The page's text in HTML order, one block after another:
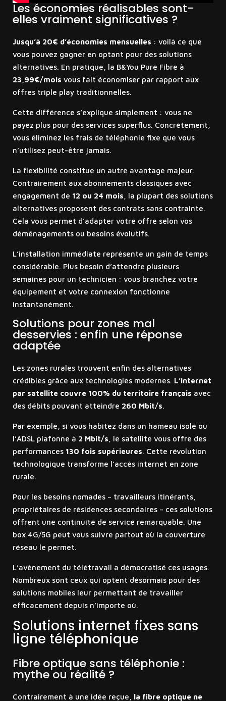
Les économies réalisables sont-
elles vraiment significatives ?
Jusqu’à 20€ d’économies mensuelles : voilà ce que
vous pouvez gagner en optant pour des solutions
alternatives. En pratique, la B&You Pure Fibre à
23,99€/mois vous fait économiser par rapport aux
offres triple play traditionnelles.
Cette différence s’explique simplement : vous ne
payez plus pour des services superflus. Concrètement,
vous éliminez les frais de téléphonie fixe que vous
n’utilisez peut-être jamais.
La flexibilité constitue un autre avantage majeur.
Contrairement aux abonnements classiques avec
engagement de 12 ou 24 mois , la plupart des solutions
alternatives proposent des contrats sans contrainte.
Cela vous permet d’adapter votre offre selon vos
déménagements ou besoins évolutifs.
L’installation immédiate représente un gain de temps
considérable. Plus besoin d’attendre plusieurs
semaines pour un technicien : vous branchez votre
équipement et votre connexion fonctionne
instantanément.
Solutions pour zones mal
desservies : enfin une réponse
adaptée
Les zones rurales trouvent enfin des alternatives
crédibles grâce aux technologies modernes. L’internet
par satellite couvre 100% du territoire français avec
des débits pouvant atteindre 260 Mbit/s.
Par exemple, si vous habitez dans un hameau isolé où
l’ADSL plafonne à 2 Mbit/s , le satellite vous offre des
performances 130 fois supérieures. Cette révolution
technologique transforme l’accès internet en zone
rurale.
Pour les besoins nomades – travailleurs itinérants,
propriétaires de résidences secondaires – ces solutions
offrent une continuité de service remarquable. Une
box 4G/5G peut vous suivre partout où la couverture
réseau le permet.
L’avènement du télétravail a démocratisé ces usages.
Nombreux sont ceux qui optent désormais pour des
solutions mobiles leur permettant de travailler
efficacement depuis n’importe où.
Solutions internet fixes sans
ligne téléphonique
Fibre optique sans téléphonie :
mythe ou réalité ?
Contrairement à une idée reçue, la fibre optique ne